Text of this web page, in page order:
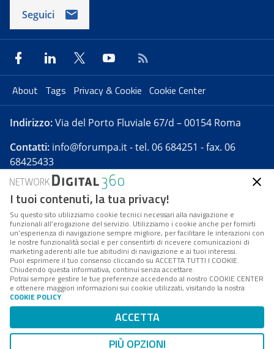
Seguici
About Tags Privacy & Cookie Cookie Center
Indirizzo:Via del Porto Fluviale 67/d – 00154 Roma
Contatti: info@forumpa.it- tel. 06 684251 - fax. 06
68425433
Forumpa.itè una pubblicazione telematica iscritta
presso Registro della stampa del Tribunale di Roma -
Reg. n. 182 del 2 maggio 2008 - Direttore resp. Michela
Stentella
FPA s.r.l. è società soggetta a Direzione e
Coordinamento da parte di Digital360 S.p.A. - FPA s.r.l.
è un'azienda certificata per il sistema di management
Codice Fiscale/Partita IVA n. 10693191008 - R.E.A. Roma
n. 1249791. ISP AWS
Mappa del sito
I tuoi contenuti, la tua privacy!
Su questo sito utilizziamo cookie tecnici necessari alla navigazione e
funzionali all’erogazione del servizio. Utilizziamo i cookie anche per fornirti
un’esperienza di navigazione sempre migliore, per facilitare le interazioni con
le nostre funzionalità social e per consentirti di ricevere comunicazioni di
marketing aderenti alle tue abitudini di navigazione e ai tuoi interessi.
Puoi esprimere il tuo consenso cliccando su ACCETTA TUTTI I COOKIE.
Chiudendo questa informativa, continui senza accettare.
Potrai sempre gestire le tue preferenze accedendo al nostro COOKIE CENTER
e ottenere maggiori informazioni sui cookie utilizzati, visitando la nostra
COOKIE POLICY.
ACCETTA
PIÙ OPZIONI